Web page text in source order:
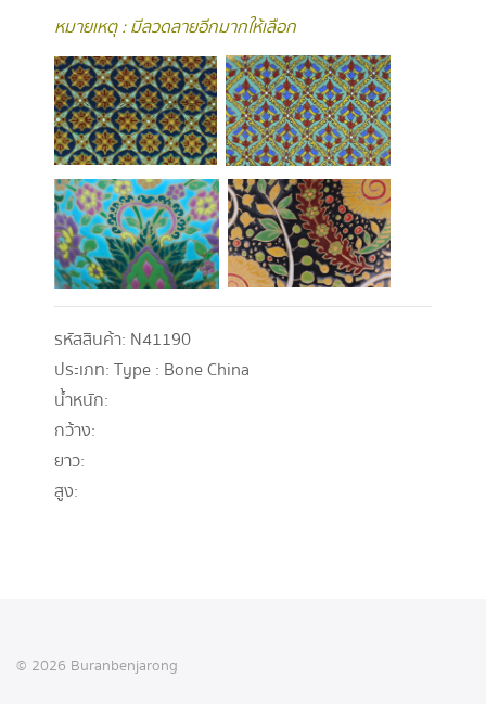
หมายเหตุ : มีลวดลายอีกมากให้เลือก
รหัสสินค้า: N41190
ประเภท:Type : Bone China
น้ำหนัก:
กว้าง:
ยาว:
สูง:
© 2026 Buranbenjarong